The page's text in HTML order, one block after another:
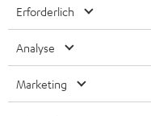
Erforderlich
Analyse
Marketing